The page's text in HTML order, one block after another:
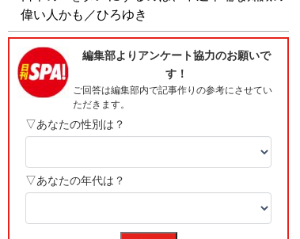
偉い人かも／ひろゆき